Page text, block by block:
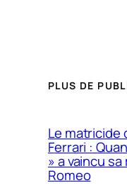
PLUS DE
Le matricide
Ferrari :
» a vaincu
Romeo